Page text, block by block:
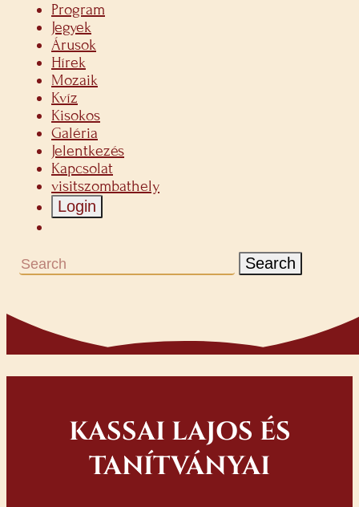
Program
Jegyek
Árusok
Hírek
Mozaik
Kvíz
Kisokos
Galéria
Jelentkezés
Kapcsolat
visitszombathely
Login
Search
KASSAI LAJOS ÉS
TANÍTVÁNYAI